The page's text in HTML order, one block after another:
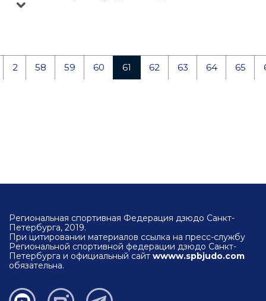
2 58 59 60 61 62 63 64 65
Региональная спортивная Федерация дзюдо Санкт-
Петербурга, 2019.
При цитировании материалов ссылка на пресс-службу
Региональной спортивной федерации дзюдо Санкт-
Петербурга и официальный сайт wwww.spbjudo.com
обязательна.